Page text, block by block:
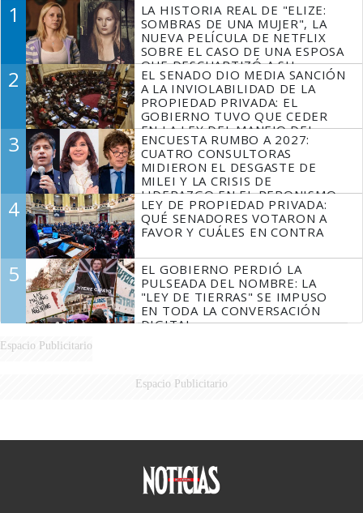
1
LA HISTORIA REAL DE "ELIZE:
SOMBRAS DE UNA MUJER", LA
NUEVA PELÍCULA DE NETFLIX
SOBRE EL CASO DE UNA ESPOSA
QUE DESCUARTIZÓ A SU
MARIDO
2
EL SENADO DIO MEDIA SANCIÓN
A LA INVIOLABILIDAD DE LA
PROPIEDAD PRIVADA: EL
GOBIERNO TUVO QUE CEDER
EN LA LEY DEL MANEJO DEL
FUEGO
3
ENCUESTA RUMBO A 2027:
CUATRO CONSULTORAS
MIDIERON EL DESGASTE DE
MILEI Y LA CRISIS DE
LIDERAZGO EN EL PERONISMO
4
LEY DE PROPIEDAD PRIVADA:
QUÉ SENADORES VOTARON A
FAVOR Y CUÁLES EN CONTRA
5
EL GOBIERNO PERDIÓ LA
PULSEADA DEL NOMBRE: LA
"LEY DE TIERRAS" SE IMPUSO
EN TODA LA CONVERSACIÓN
DIGITAL
Espacio Publicitario
Espacio Publicitario